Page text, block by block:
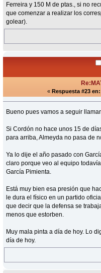
Ferreira y 150 M de ptas., si no
que comenzar a realizar los
golear).
« Respuesta #23 en:
Bueno pues vamos a seguir
Si Cordón no hace unos 15 de
para arriba, Almeyda no pasa de
Ya lo dije el año pasado con
claro porque veo al equipo
García Pimienta.
Está muy bien esa presión que
le dura el físico en un partido
que decir que la defensa se
menos que estorben.
Muy mala pinta a día de hoy. Lo
día de hoy.